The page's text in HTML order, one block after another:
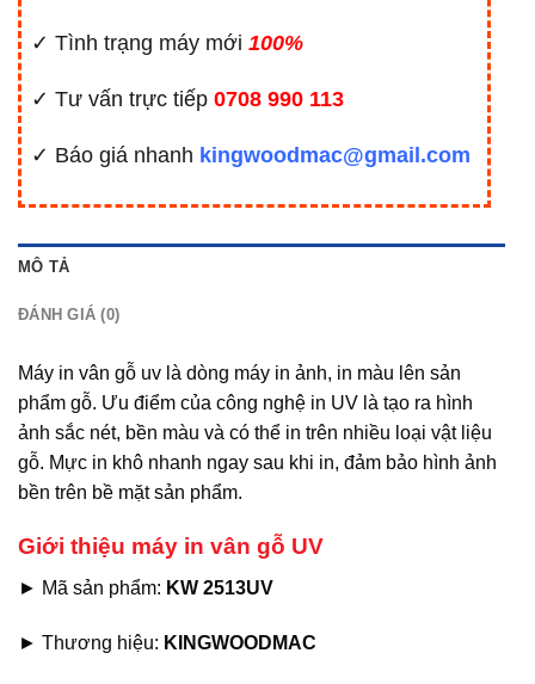
✓ Tình trạng máy mới 100%
✓ Tư vấn trực tiếp 0708 990 113
✓ Báo giá nhanh kingwoodmac@gmail.com
MÔ TẢ
ĐÁNH GIÁ (0)
Máy in vân gỗ uv là dòng máy in ảnh, in màu lên sản
phẩm gỗ. Ưu điểm của công nghệ in UV là tạo ra hình
ảnh sắc nét, bền màu và có thể in trên nhiều loại vật liệu
gỗ. Mực in khô nhanh ngay sau khi in, đảm bảo hình ảnh
bền trên bề mặt sản phẩm.
Giới thiệu máy in vân gỗ UV
► Mã sản phẩm: KW 2513UV
► Thương hiệu: KINGWOODMAC